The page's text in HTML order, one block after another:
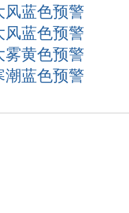
风蓝色预警
风蓝色预警
雾黄色预警
潮蓝色预警